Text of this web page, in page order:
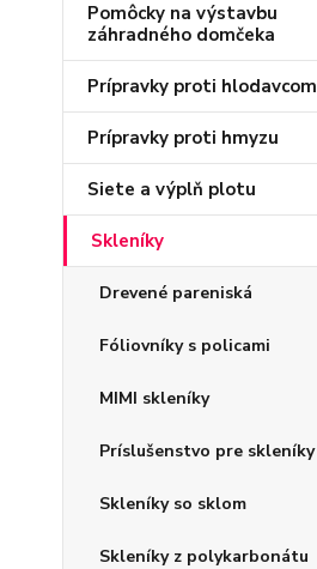
Pomôcky na výstavbu
záhradného domčeka
Prípravky proti hlodavcom
Prípravky proti hmyzu
Siete a výplň plotu
Skleníky
Drevené pareniská
Fóliovníky s policami
MIMI skleníky
Príslušenstvo pre skleníky
Skleníky so sklom
Skleníky z polykarbonátu